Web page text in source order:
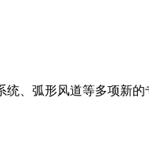
、弧形风道等多项新